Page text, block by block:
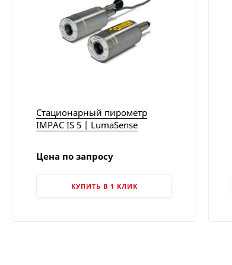
Стационарный пирометр
IMPAC IS 5 | LumaSense
Цена по запросу
КУПИТЬ В 1 КЛИК